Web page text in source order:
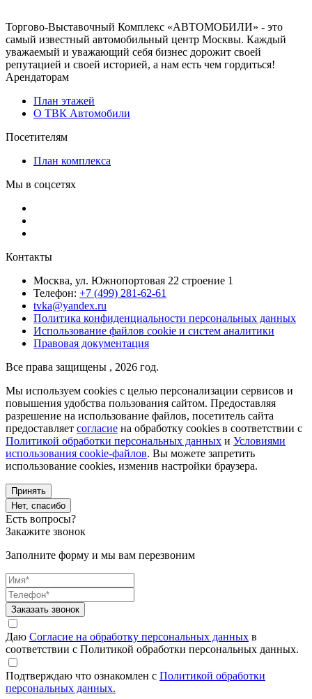
Торгово-Выставочный Комплекс «АВТОМОБИЛИ» - это
самый известный автомобильный центр Москвы. Каждый
уважаемый и уважающий себя бизнес дорожит своей
репутацией и своей историей, а нам есть чем гордиться!
Арендаторам
План этажей
О ТВК Автомобили
Посетителям
План комплекса
Мы в соцсетях
Контакты
Москва, ул. Южнопортовая 22 строение 1
Телефон: +7 (499) 281-62-61
tvka@yandex.ru
Политика конфиденциальности персональных данных
Использование файлов cookie и систем аналитики
Правовая документация
Все права защищены , 2026 год.
Мы используем cookies с целью персонализации сервисов и
повышения удобства пользования сайтом. Предоставляя
разрешение на использование файлов, посетитель сайта
предоставляет согласие на обработку cookies в соответствии с
Политикой обработки персональных данных и Условиями
использования cookie-файлов. Вы можете запретить
использование cookies, изменив настройки браузера.
Принять
Нет, спасибо
Есть вопросы?
Закажите звонок
Заполните форму и мы вам перезвоним
Заказать звонок
Даю Согласие на обработку персональных данных в
соответствии с Политикой обработки персональных данных.
Подтверждаю что ознакомлен с Политикой обработки
персональных данных.